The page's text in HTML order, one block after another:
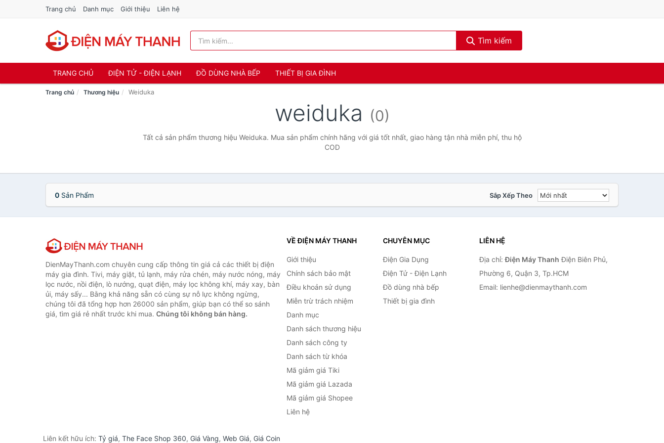
Trang chủ Danh mục Giới thiệu Liên hệ
Tìm kiếm
TRANG CHỦ ĐIỆN TỬ - ĐIỆN LẠNH ĐỒ DÙNG NHÀ BẾP THIẾT BỊ GIA ĐÌNH
Trang chủ Thương hiệu Weiduka
weiduka (0)
Tất cả sản phẩm thương hiệu Weiduka. Mua sản phẩm chính hãng với giá tốt nhất, giao hàng tận nhà miễn phí, thu hộ
COD
0 Sản Phẩm Sắp Xếp Theo
DienMayThanh.com chuyên cung cấp thông tin giá cả các thiết bị điện
máy gia đình. Tivi, máy giặt, tủ lạnh, máy rửa chén, máy nước nóng, máy
lọc nước, nồi điện, lò nướng, quạt điện, máy lọc không khí, máy xay, bàn
ủi, máy sấy... Bằng khả năng sẵn có cùng sự nỗ lực không ngừng,
chúng tôi đã tổng hợp hơn 26000 sản phẩm, giúp bạn có thể so sánh
giá, tìm giá rẻ nhất trước khi mua. Chúng tôi không bán hàng.
VỀ ĐIỆN MÁY THANH
Giới thiệu
Chính sách bảo mật
Điều khoản sử dụng
Miễn trừ trách nhiệm
Danh mục
Danh sách thương hiệu
Danh sách công ty
Danh sách từ khóa
Mã giảm giá Tiki
Mã giảm giá Lazada
Mã giảm giá Shopee
Liên hệ
CHUYÊN MỤC
Điện Gia Dụng
Điện Tử - Điện Lạnh
Đồ dùng nhà bếp
Thiết bị gia đình
LIÊN HỆ
Địa chỉ:Điện Máy Thanh Điện Biên Phủ,
Phường 6, Quận 3, Tp.HCM
Email: lienhe@dienmaythanh.com
Liên kết hữu ích: Tỷ giá, The Face Shop 360, Giá Vàng, Web Giá, Giá Coin